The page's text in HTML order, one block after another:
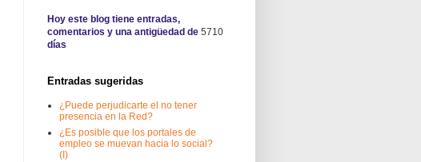
Hoy este blog tiene entradas,
comentarios y una antigüedad de 5710
días
Entradas sugeridas
¿Puede perjudicarte el no tener
presencia en la Red?
¿Es posible que los portales de
empleo se muevan hacia lo social?
(I)